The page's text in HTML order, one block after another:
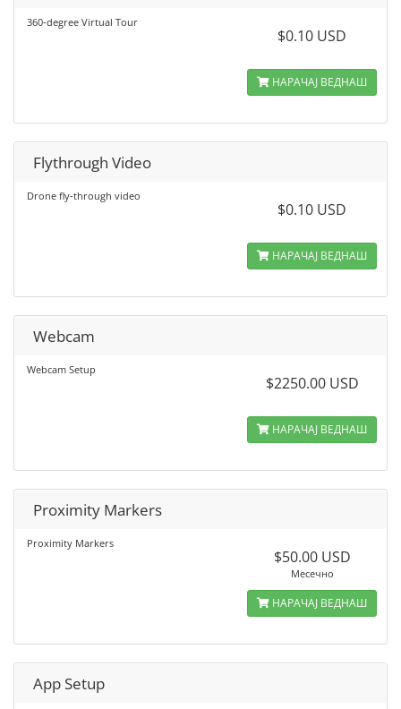
360-degree Virtual Tour
$0.10 USD
НАРАЧАЈ ВЕДНАШ
Flythrough Video
Drone fly-through video
$0.10 USD
НАРАЧАЈ ВЕДНАШ
Webcam
Webcam Setup
$2250.00 USD
НАРАЧАЈ ВЕДНАШ
Proximity Markers
Proximity Markers
$50.00 USD
Месечно
НАРАЧАЈ ВЕДНАШ
App Setup